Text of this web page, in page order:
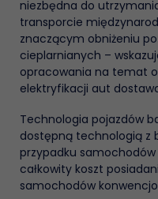
niezbędna do
transporcie
znaczącym obniżeniu
cieplarnianych –
opracowania na temat
elektryfikacji aut
Technologia pojazdów
dostępną technologią z
przypadku
całkowity koszt
samochodów